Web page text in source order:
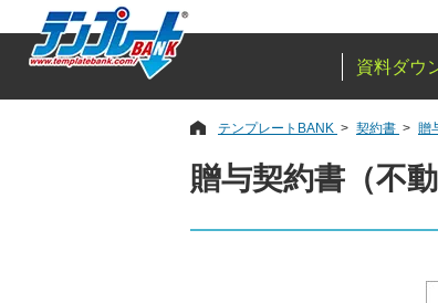
資料ダウ
テンプレートBANK 契約書 贈
贈与契約書（不動